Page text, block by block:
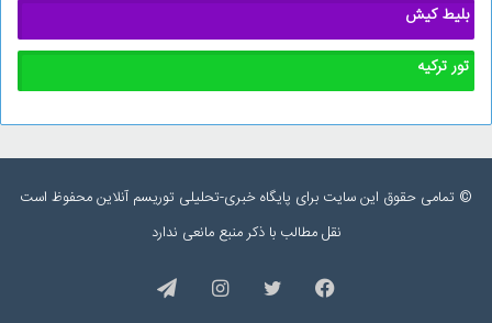
بلیط کیش
تور ترکیه
© تمامی حقوق این سایت برای پایگاه خبری-تحلیلی توریسم آنلاین محفوظ است
نقل مطالب با ذکر منبع مانعی ندارد
فیس توییتر اینستاگرام